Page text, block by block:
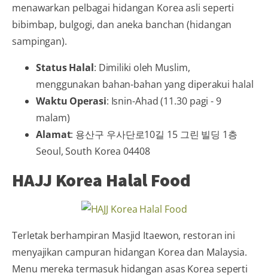
menawarkan pelbagai hidangan Korea asli seperti
bibimbap, bulgogi, dan aneka banchan (hidangan
sampingan).
Status Halal: Dimiliki oleh Muslim,
menggunakan bahan-bahan yang diperakui halal
Waktu Operasi: Isnin-Ahad (11.30 pagi - 9
malam)
Alamat: 용산구 우사단로10길 15 그린 빌딩 1층
Seoul, South Korea 04408
HAJJ Korea Halal Food
Terletak berhampiran Masjid Itaewon, restoran ini
menyajikan campuran hidangan Korea dan Malaysia.
Menu mereka termasuk hidangan asas Korea seperti